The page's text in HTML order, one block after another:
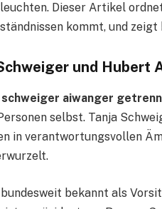
Dieser Artikel
kommt, und
und Hubert
schweiger aiwanger
selbst. Tanja
in verantwortungsvollen
bekannt als